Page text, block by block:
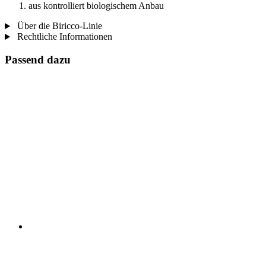
aus kontrolliert biologischem Anbau
Über die Biricco-Linie
Rechtliche Informationen
Passend dazu